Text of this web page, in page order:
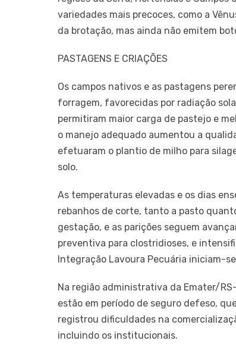
variedades mais precoces, como a
da brotação, mas ainda não emitem
PASTAGENS E CRIAÇÕES
Os campos nativos e as pastagens
forragem, favorecidas por radiação
permitiram maior carga de pastejo e
o manejo adequado aumentou a
efetuaram o plantio de milho para
solo.
As temperaturas elevadas e os dias
rebanhos de corte, tanto a pasto
gestação, e as parições seguem
preventiva para clostridioses, e
Integração Lavoura Pecuária iniciam-
Na região administrativa da Emater/
estão em período de seguro defeso,
registrou dificuldades na
incluindo os institucionais.